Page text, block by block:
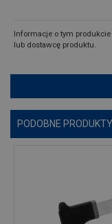
Informacje o tym
lub dostawcę produktu.
PODOBNE PRODUKTY